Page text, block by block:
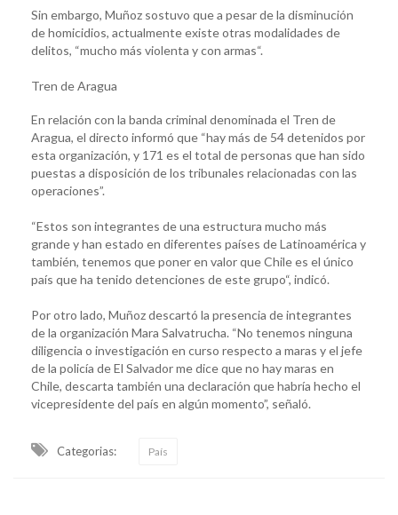
Sin embargo, Muñoz sostuvo que a pesar de la disminución
de homicidios, actualmente existe otras modalidades de
delitos, “mucho más violenta y con armas“.
Tren de Aragua
En relación con la banda criminal denominada el Tren de
Aragua, el directo informó que “hay más de 54 detenidos por
esta organización, y 171 es el total de personas que han sido
puestas a disposición de los tribunales relacionadas con las
operaciones”.
“Estos son integrantes de una estructura mucho más
grande y han estado en diferentes países de Latinoamérica y
también, tenemos que poner en valor que Chile es el único
país que ha tenido detenciones de este grupo“, indicó.
Por otro lado, Muñoz descartó la presencia de integrantes
de la organización Mara Salvatrucha. “No tenemos ninguna
diligencia o investigación en curso respecto a maras y el jefe
de la policía de El Salvador me dice que no hay maras en
Chile, descarta también una declaración que habría hecho el
vicepresidente del país en algún momento”, señaló.
Categorias: País